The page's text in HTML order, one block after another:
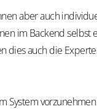
aber auch
im Backend selbst
dies auch die
System